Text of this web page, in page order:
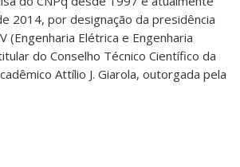
2014, por designação da presidência
(Engenharia Elétrica e Engenharia
do Conselho Técnico Científico da
Attílio J. Giarola, outorgada pela